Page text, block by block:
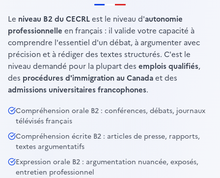
Le niveau B2 du CECRLest le niveau d'autonomie
professionnelle en français : il valide votre capacité à
comprendre l'essentiel d'un débat, à argumenter avec
précision et à rédiger des textes structurés. C'est le
niveau demandé pour la plupart des emplois qualifiés,
des procédures d'immigration au Canadaet des
admissions universitaires francophones.
Compréhension orale B2 : conférences, débats, journaux
télévisés français
Compréhension écrite B2 : articles de presse, rapports,
textes argumentatifs
Expression orale B2 : argumentation nuancée, exposés,
entretien professionnel